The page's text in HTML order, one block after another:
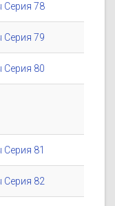
Серия 78
Серия 79
Серия 80
81
Серия 82